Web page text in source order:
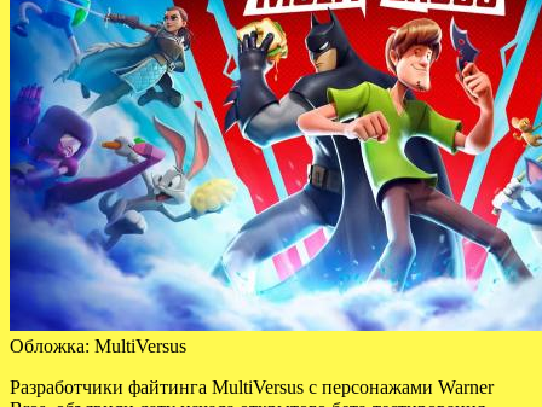
Обложка: MultiVersus
Разработчики файтинга MultiVersus с персонажами Warner